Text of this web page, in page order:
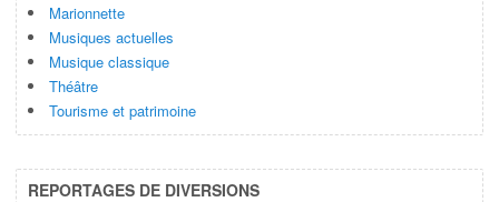
Marionnette
Musiques actuelles
Musique classique
Théâtre
Tourisme et patrimoine
REPORTAGES DE DIVERSIONS